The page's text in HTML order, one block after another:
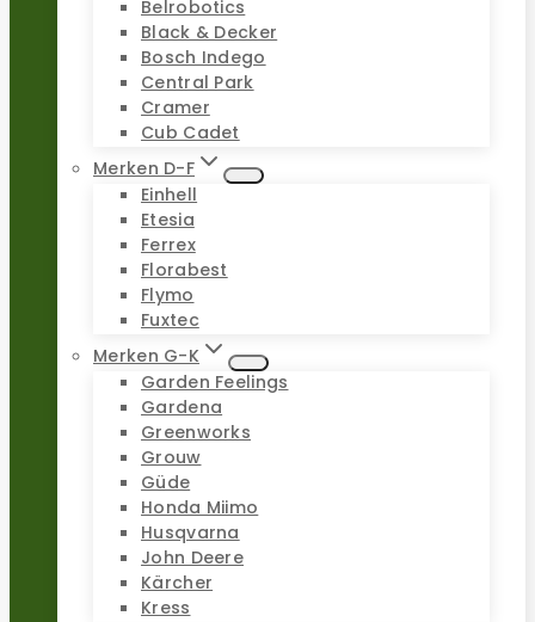
Belrobotics
Black & Decker
Bosch Indego
Central Park
Cramer
Cub Cadet
Merken D-F
Einhell
Etesia
Ferrex
Florabest
Flymo
Fuxtec
Merken G-K
Garden Feelings
Gardena
Greenworks
Grouw
Güde
Honda Miimo
Husqvarna
John Deere
Kärcher
Kress